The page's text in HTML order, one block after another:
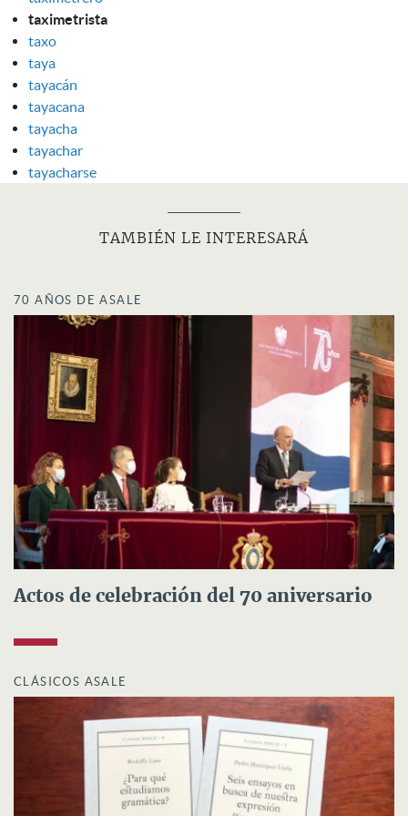
taximetrista
taxo
taya
tayacán
tayacana
tayacha
tayachar
tayacharse
TAMBIÉN LE INTERESARÁ
70 AÑOS DE ASALE
Actos de celebración del 70 aniversario
CLÁSICOS ASALE